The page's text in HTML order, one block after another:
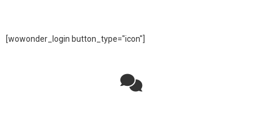
[wowonder_login button_type="icon"]